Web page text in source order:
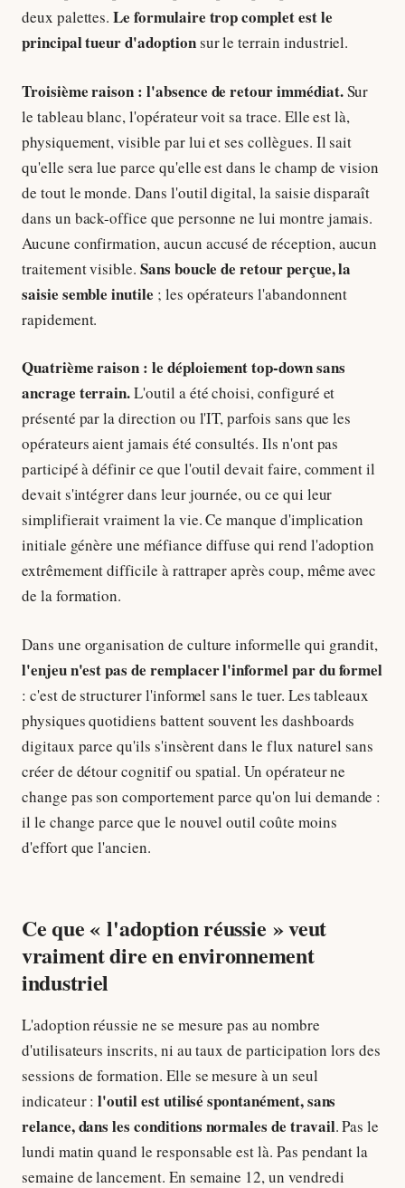
deux palettes.Le formulaire trop complet est le
principal tueur d'adoptionsur le terrain industriel.
Troisième raison : l'absence de retour immédiat.Sur
le tableau blanc, l'opérateur voit sa trace. Elle est là,
physiquement, visible par lui et ses collègues. Il sait
qu'elle sera lue parce qu'elle est dans le champ de vision
de tout le monde. Dans l'outil digital, la saisie disparaît
dans un back-office que personne ne lui montre jamais.
Aucune confirmation, aucun accusé de réception, aucun
traitement visible. Sans boucle de retour perçue, la
saisie semble inutile ; les opérateurs l'abandonnent
rapidement.
Quatrième raison : le déploiement top-down sans
ancrage terrain.L'outil a été choisi, configuré et
présenté par la direction ou l'IT, parfois sans que les
opérateurs aient jamais été consultés. Ils n'ont pas
participé à définir ce que l'outil devait faire, comment il
devait s'intégrer dans leur journée, ou ce qui leur
simplifierait vraiment la vie. Ce manque d'implication
initiale génère une méfiance diffuse qui rend l'adoption
extrêmement difficile à rattraper après coup, même avec
de la formation.
Dans une organisation de culture informelle qui grandit,
l'enjeu n'est pas de remplacer l'informel par du formel
: c'est de structurer l'informel sans le tuer. Les tableaux
physiques quotidiens battent souvent les dashboards
digitaux parce qu'ils s'insèrent dans le flux naturel sans
créer de détour cognitif ou spatial. Un opérateur ne
change pas son comportement parce qu'on lui demande :
il le change parce que le nouvel outil coûte moins
d'effort que l'ancien.
Ce que « l'adoption réussie » veut
vraiment dire en environnement
industriel
L'adoption réussie ne se mesure pas au nombre
d'utilisateurs inscrits, ni au taux de participation lors des
sessions de formation. Elle se mesure à un seul
indicateur :l'outil est utilisé spontanément, sans
relance, dans les conditions normales de travail. Pas le
lundi matin quand le responsable est là. Pas pendant la
semaine de lancement. En semaine 12, un vendredi